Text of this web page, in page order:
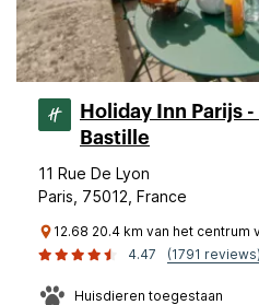
Holiday Inn Parijs
Bastille
11 Rue De Lyon
Paris, 75012, France
12.68 20.4 km van het centrum
4.47
(1791 reviews)
Huisdieren toegestaan